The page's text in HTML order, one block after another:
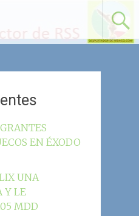
EN ÉXODO
UNA
Y LE
MDD